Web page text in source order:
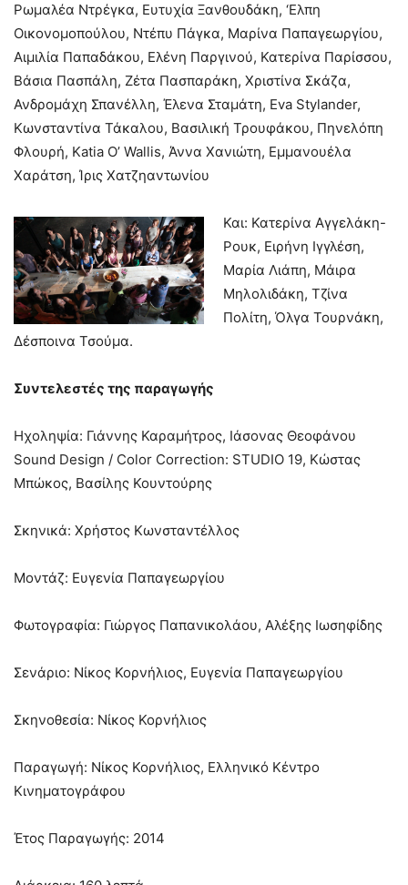
Ρωμαλέα Ντρέγκα, Ευτυχία Ξανθουδάκη, ‘Ελπη
Οικονομοπούλου, Ντέπυ Πάγκα, Μαρίνα Παπαγεωργίου,
Αιμιλία Παπαδάκου, Ελένη Παργινού, Κατερίνα Παρίσσου,
Βάσια Πασπάλη, Ζέτα Πασπαράκη, Χριστίνα Σκάζα,
Ανδρομάχη Σπανέλλη, Έλενα Σταμάτη, Eva Stylander,
Kωνσταντίνα Τάκαλου, Βασιλική Τρουφάκου, Πηνελόπη
Φλουρή, Katia O’ Wallis, Άννα Χανιώτη, Εμμανουέλα
Χαράτση, Ίρις Χατζηαντωνίου
Και: Κατερίνα Αγγελάκη-
Ρουκ, Ειρήνη Ιγγλέση,
Μαρία Λιάπη, Μάιρα
Μηλολιδάκη, Τζίνα
Πολίτη, Όλγα Τουρνάκη,
Δέσποινα Τσούμα.
Συντελεστές της παραγωγής
Ηχοληψία: Γιάννης Καραμήτρος, Ιάσονας Θεοφάνου
Sound Design / Color Correction: STUDIO 19, Κώστας
Μπώκος, Βασίλης Κουντούρης
Σκηνικά: Χρήστος Κωνσταντέλλος
Μοντάζ: Ευγενία Παπαγεωργίου
Φωτογραφία: Γιώργος Παπανικολάου, Αλέξης Ιωσηφίδης
Σενάριο: Νίκος Κορνήλιος, Ευγενία Παπαγεωργίου
Σκηνοθεσία: Νίκος Κορνήλιος
Παραγωγή: Νίκος Κορνήλιος, Eλληνικό Kέντρο
Kινηματογράφου
Έτος Παραγωγής: 2014